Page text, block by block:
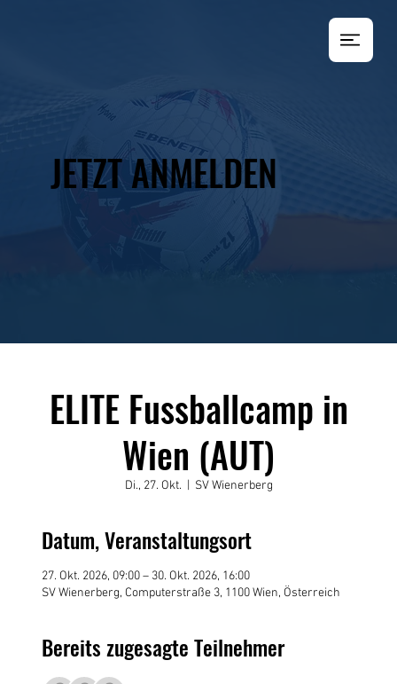
JETZT ANMELDEN
ELITE Fussballcamp in
Wien (AUT)
Di., 27. Okt. SV Wienerberg
Datum, Veranstaltungsort
27. Okt. 2026, 09:00 – 30. Okt. 2026, 16:00
SV Wienerberg, Computerstraße 3, 1100 Wien, Österreich
Bereits zugesagte Teilnehmer